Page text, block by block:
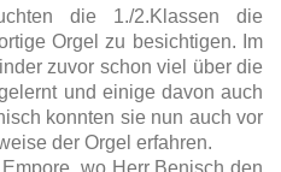
die 1./2.Klassen die
Orgel zu besichtigen. Im
zuvor schon viel über die
und einige davon auch
konnten sie nun auch vor
der Orgel erfahren.
wo Herr Benisch den